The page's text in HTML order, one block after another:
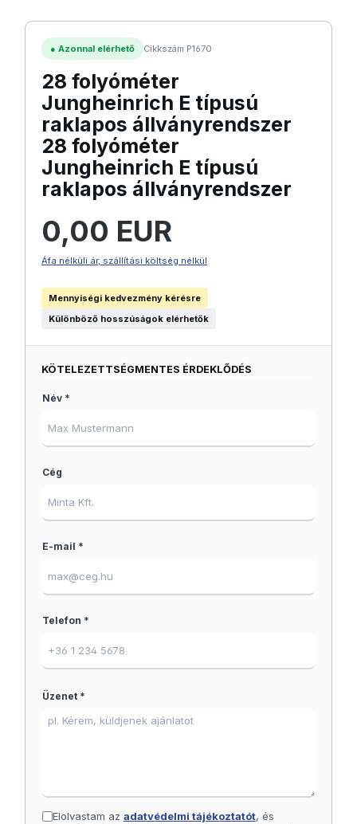
● Azonnal elérhető Cikkszám P1670
28 folyóméter
Jungheinrich E típusú
raklapos állványrendszer
28 folyóméter
Jungheinrich E típusú
raklapos állványrendszer
0,00 EUR
Áfa nélküli ár, szállítási költség nélkül
Mennyiségi kedvezmény kérésre
Különböző hosszúságok elérhetők
KÖTELEZETTSÉGMENTES ÉRDEKLŐDÉS
Név *
Cég
E-mail *
Telefon *
Üzenet *
Elolvastam az adatvédelmi tájékoztatót, és